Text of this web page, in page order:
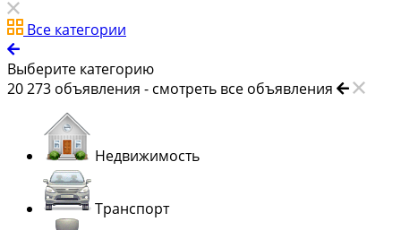
Все категории
Выберите категорию
20 273 объявления - смотреть все объявления
Недвижимость
Транспорт